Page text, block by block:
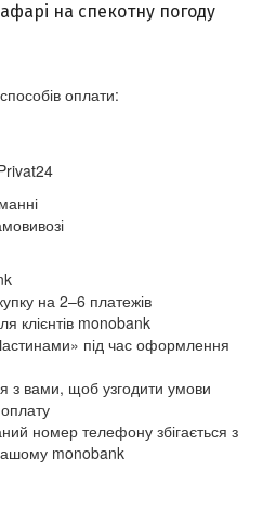
на спекотну погоду
оплати:
на 2–6 платежів
клієнтів monobank
під час оформлення
з вами, щоб узгодити умови
номер телефону збігається з
monobank